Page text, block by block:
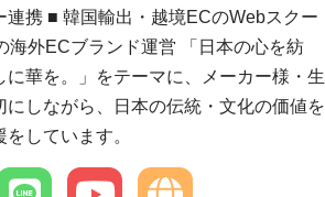
連携 ■ 韓国輸出・越境ECのWebスクー
海外ECブランド運営 「日本の心を紡
に華を。」をテーマに、メーカー様・生
にしながら、日本の伝統・文化の価値を
しています。